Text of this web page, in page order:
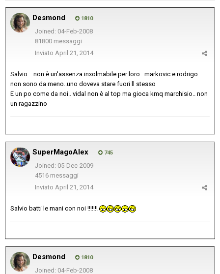
Desmond 1810
Joined: 04-Feb-2008
81800 messaggi
Inviato April 21, 2014
Salvio... non è un'assenza inxolmabile per loro.. markovic e rodrigo
non sono da meno..uno doveva stare fuori ll stesso
E un po come da noi.. vidal non è al top ma gioca kmq marchisio.. non
un ragazzino
SuperMagoAlex 745
Joined: 05-Dec-2009
4516 messaggi
Inviato April 21, 2014
Salvio batti le mani con noi !!!!!!!
Desmond 1810
Joined: 04-Feb-2008